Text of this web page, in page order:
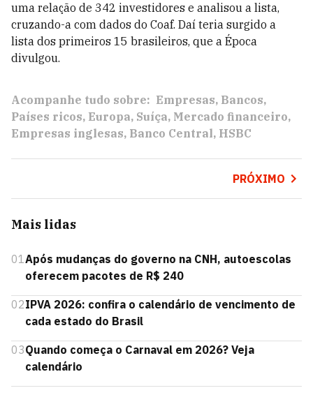
uma relação de 342 investidores e analisou a lista,
cruzando-a com dados do Coaf. Daí teria surgido a
lista dos primeiros 15 brasileiros, que a Época
divulgou.
Acompanhe tudo sobre: Empresas Bancos
Países ricos Europa Suíça Mercado financeiro
Empresas inglesas Banco Central HSBC
PRÓXIMO
Mais lidas
01Após mudanças do governo na CNH, autoescolas
oferecem pacotes de R$ 240
02IPVA 2026: confira o calendário de vencimento de
cada estado do Brasil
03Quando começa o Carnaval em 2026? Veja
calendário